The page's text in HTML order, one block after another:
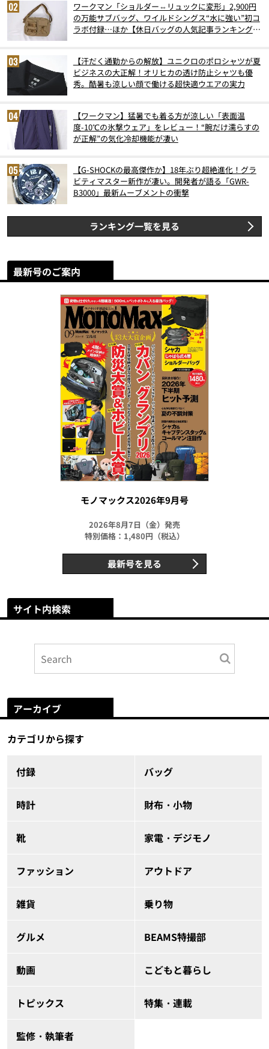
ワークマン「ショルダー⇔リュックに変形」2,900円
の万能サブバッグ、ワイルドシングス“水に強い”初コ
ラボ付録…ほか【休日バッグの人気記事ランキングベ
【汗だく通勤からの解放】ユニクロのポロシャツが夏
ビジネスの大正解！オリヒカの透け防止シャツも優
秀。酷暑も涼しい顔で働ける超快適ウエアの実力
【ワークマン】猛暑でも着る方が涼しい「表面温
度-10℃の氷撃ウェア」をレビュー！“腕だけ濡らすの
が正解”の気化冷却機能が凄い
【G-SHOCKの最高傑作か】18年ぶり超絶進化！グラ
ビティマスター新作が凄い。開発者が語る「GWR-
B3000」最新ムーブメントの衝撃
ランキング一覧を見る
最新号のご案内
モノマックス2026年9月号
2026年8月7日（金）発売
特別価格：1,480円（税込）
最新号を見る
サイト内検索
アーカイブ
カテゴリから探す
付録 バッグ
時計 財布・小物
靴 家電・デジモノ
ファッション アウトドア
雑貨 乗り物
グルメ BEAMS特撮部
動画 こどもと暮らし
トピックス 特集・連載
監修・執筆者